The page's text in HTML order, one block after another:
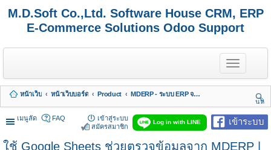
M.D.Soft Co.,Ltd. Software House CRM, ERP
E-Commerce Solutions Odoo Support
T
o
g
e
n
a
i
หน้าเว็บ หน้าเว็บบอร์ด Product
MDERP - ระบบ ERP จาก MDSoft พร้อมบริการ
นห
า
เมนูลัด
เข้าระบบ
Log in with LINE
FAQ
เข้าสู่ระบบ
สมัครสมาชิก
ใช้ Google Sheets ช่วยตรวจข้อมูลจาก MDERP |